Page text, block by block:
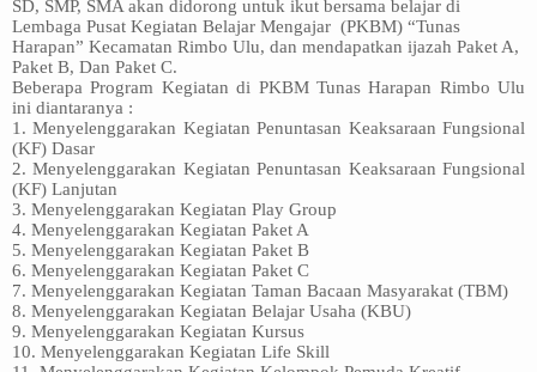
SD, SMP, SMA akan didorong untuk ikut bersama belajar di
Lembaga Pusat Kegiatan Belajar Mengajar (PKBM) “Tunas
Harapan” Kecamatan Rimbo Ulu, dan mendapatkan ijazah Paket A,
Paket B, Dan Paket C.
Beberapa Program Kegiatan di PKBM Tunas Harapan Rimbo Ulu
ini diantaranya :
1. Menyelenggarakan Kegiatan Penuntasan Keaksaraan Fungsional
(KF) Dasar
2. Menyelenggarakan Kegiatan Penuntasan Keaksaraan Fungsional
(KF) Lanjutan
3. Menyelenggarakan Kegiatan Play Group
4. Menyelenggarakan Kegiatan Paket A
5. Menyelenggarakan Kegiatan Paket B
6. Menyelenggarakan Kegiatan Paket C
7. Menyelenggarakan Kegiatan Taman Bacaan Masyarakat (TBM)
8. Menyelenggarakan Kegiatan Belajar Usaha (KBU)
9. Menyelenggarakan Kegiatan Kursus
10. Menyelenggarakan Kegiatan Life Skill